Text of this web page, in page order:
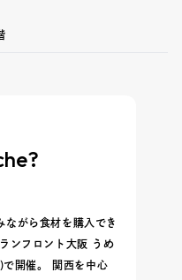
ながら食材を購入でき
ンフロント大阪 うめ
開催。 関西を中心